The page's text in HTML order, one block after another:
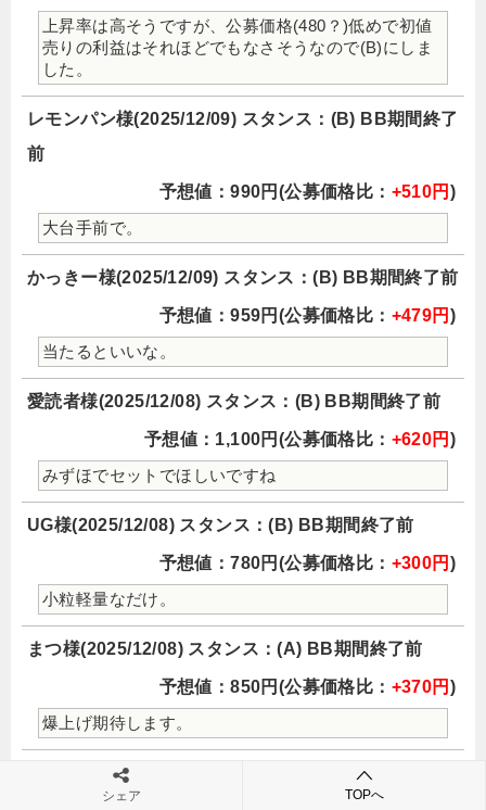
上昇率は高そうですが、公募価格(480？)低めで初値
売りの利益はそれほどでもなさそうなので(B)にしま
した。
レモンパン様(2025/12/09) スタンス：(B) BB期間終了
前
予想値：990円(公募価格比： +510円 )
大台手前で。
かっきー様(2025/12/09) スタンス：(B) BB期間終了前
予想値：959円(公募価格比： +479円 )
当たるといいな。
愛読者様(2025/12/08) スタンス：(B) BB期間終了前
予想値：1,100円(公募価格比： +620円 )
みずほでセットでほしいですね
UG様(2025/12/08) スタンス：(B) BB期間終了前
予想値：780円(公募価格比： +300円 )
小粒軽量なだけ。
まつ様(2025/12/08) スタンス：(A) BB期間終了前
予想値：850円(公募価格比： +370円 )
爆上げ期待します。
優待大好き様(2025/12/07) スタンス：(A) BB期間終了
シェア TOPへ